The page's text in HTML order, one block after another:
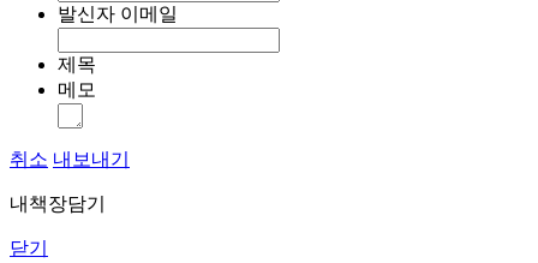
발신자 이메일
제목
메모
취소 내보내기
내책장담기
닫기